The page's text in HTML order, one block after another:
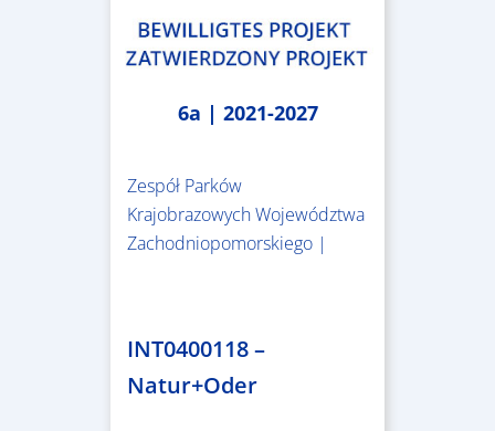
6a | 2021-2027
Zespół Parków
Krajobrazowych Województwa
Zachodniopomorskiego |
INT0400118 –
Natur+Oder